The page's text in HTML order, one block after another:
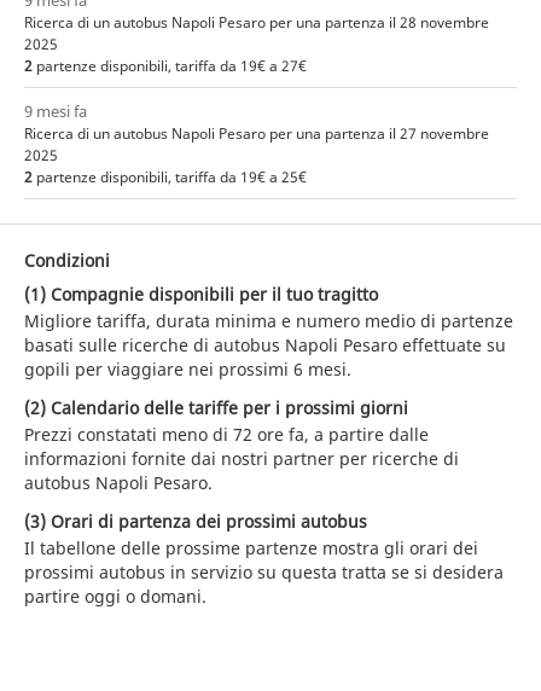
Ricerca di un autobus Napoli Pesaro per una partenza il 28 novembre
2025
2 partenze disponibili, tariffa da 19€ a 27€
9 mesi fa
Ricerca di un autobus Napoli Pesaro per una partenza il 27 novembre
2025
2 partenze disponibili, tariffa da 19€ a 25€
Condizioni
(1) Compagnie disponibili per il tuo tragitto
Migliore tariffa, durata minima e numero medio di partenze
basati sulle ricerche di autobus Napoli Pesaro effettuate su
gopili per viaggiare nei prossimi 6 mesi.
(2) Calendario delle tariffe per i prossimi giorni
Prezzi constatati meno di 72 ore fa, a partire dalle
informazioni fornite dai nostri partner per ricerche di
autobus Napoli Pesaro.
(3) Orari di partenza dei prossimi autobus
Il tabellone delle prossime partenze mostra gli orari dei
prossimi autobus in servizio su questa tratta se si desidera
partire oggi o domani.